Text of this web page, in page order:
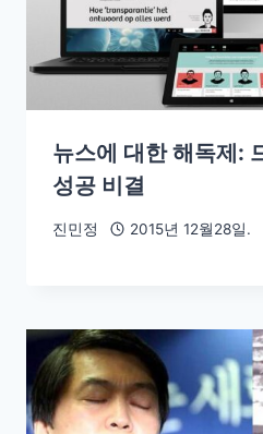
뉴스에 대한 해독제:
성공 비결
진민정 2015년 12월28일.